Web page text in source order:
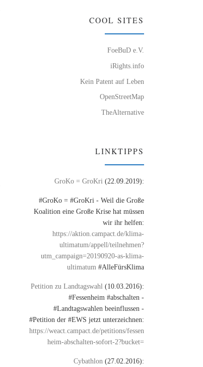
COOL SITES
FoeBuD e.V.
iRights.info
Kein Patent auf Leben
OpenStreetMap
TheAlternative
LINKTIPPS
GroKo = GroKri (22.09.2019):
#GroKo = #GroKri - Weil die Große
Koalition eine Große Krise hat müssen
wir ihr helfen:
https://aktion.campact.de/klima-
ultimatum/appell/teilnehmen?
utm_campaign=20190920-as-klima-
ultimatum #AlleFürsKlima
Petition zu Landtagswahl (10.03.2016):
#Fessenheim #abschalten -
#Landtagswahlen beeinflussen -
#Petition der #EWS jetzt unterzeichnen:
https://weact.campact.de/petitions/fessen
heim-abschalten-sofort-2?bucket=
Cybathlon (27.02.2016):